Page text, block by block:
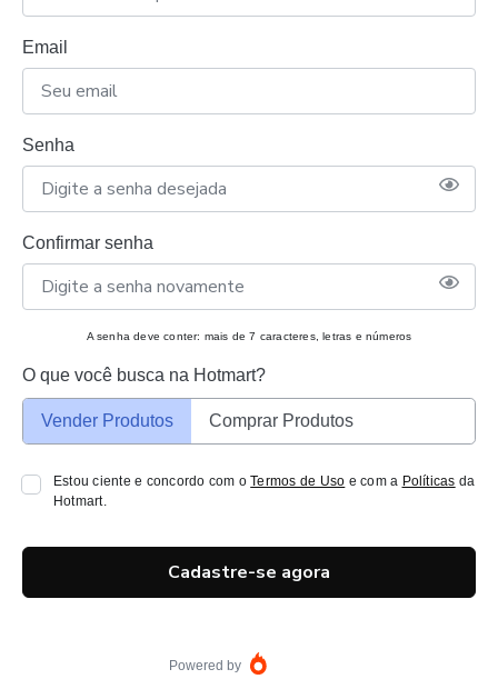
Email
Senha
Confirmar senha
A senha deve conter: mais de 7 caracteres, letras e números
O que você busca na Hotmart?
Vender Produtos Comprar Produtos
Estou ciente e concordo com oTermos de Uso e com a Políticas da
Hotmart.
Cadastre-se agora
Powered by